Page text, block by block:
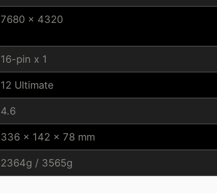
7680 x 4320
16-pin x 1
12 Ultimate
4.6
336 x 142 x 78 mm
2364g / 3565g